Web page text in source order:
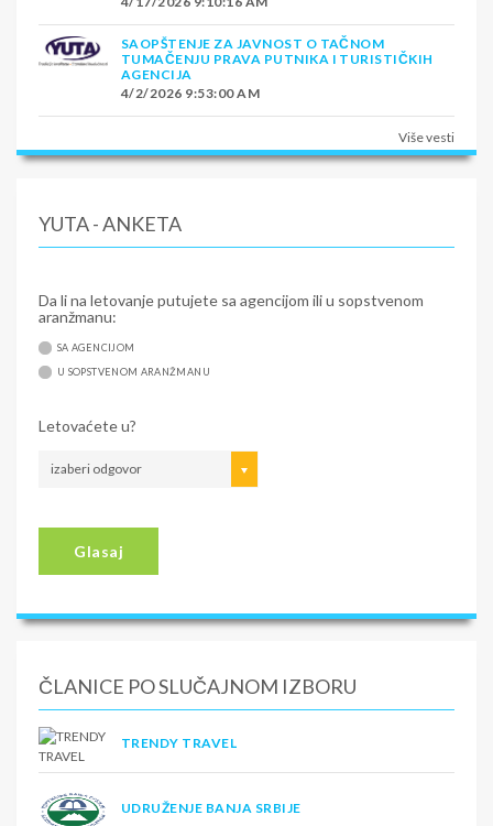
SAOPŠTENJE ZA JAVNOST O TAČNOM
TUMAČENJU PRAVA PUTNIKA I TURISTIČKIH
AGENCIJA
4/2/2026 9:53:00 AM
Više vesti
YUTA - ANKETA
Da li na letovanje putujete sa agencijom ili u sopstvenom
aranžmanu:
SA AGENCIJOM
U SOPSTVENOM ARANŽMANU
Letovaćete u?
izaberi odgovor
Glasaj
ČLANICE PO SLUČAJNOM IZBORU
TRENDY TRAVEL
UDRUŽENJE BANJA SRBIJE